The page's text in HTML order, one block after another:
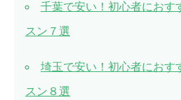
千葉で安い！初心者におす
スン７選
埼玉で安い！初心者におす
スン８選